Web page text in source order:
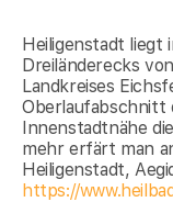
Heiligenstadt liegt
Dreiländerecks
Landkreises
Oberlaufabschnitt
Innenstadtnähe
mehr erfärt man
Heiligenstadt,
https://